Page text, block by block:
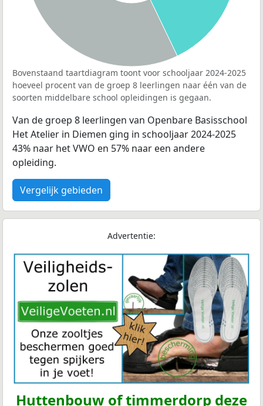
Bovenstaand taartdiagram toont voor schooljaar 2024-2025
hoeveel procent van de groep 8 leerlingen naar één van de
soorten middelbare school opleidingen is gegaan.
Van de groep 8 leerlingen van Openbare Basisschool
Het Atelier in Diemen ging in schooljaar 2024-2025
43% naar het VWO en 57% naar een andere
opleiding.
Vergelijk gebieden
Advertentie:
Huttenbouw of timmerdorp deze